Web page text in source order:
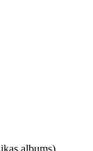
albums)